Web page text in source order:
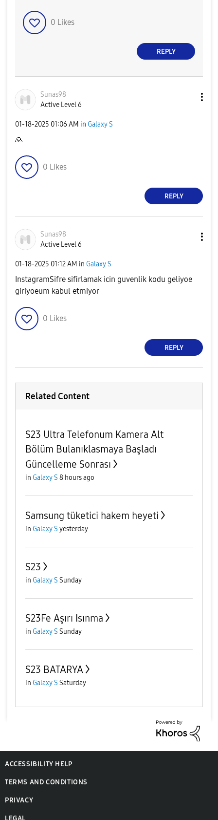
0 Likes
REPLY
Sunas98
Active Level 6
‎01-18-2025 01:06 AM in Galaxy S
🙏
0 Likes
REPLY
Sunas98
Active Level 6
‎01-18-2025 01:12 AM in Galaxy S
InstagramSifre sifirlamak icin guvenlik kodu geliyoe
giriyoeum kabul etmiyor
0 Likes
REPLY
Related Content
S23 Ultra Telefonum Kamera Alt
Bölüm Bulanıklasmaya Başladı
Güncelleme Sonrası
in Galaxy S 8 hours ago
Samsung tüketici hakem heyeti
in Galaxy S yesterday
S23
in Galaxy S Sunday
S23Fe Aşırı Isınma
in Galaxy S Sunday
S23 BATARYA
in Galaxy S Saturday
ACCESSIBILITY HELP
TERMS AND CONDITIONS
PRIVACY
LEGAL